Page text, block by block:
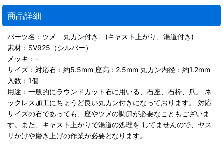
商品詳細
パーツ名：ツメ 丸カン付き (キャスト上がり、湯道付き)
素材：SV925（シルバー）
メッキ：-
サイズ：対応石：約5.5mm 座高：2.5mm 丸カン内径：約1.2mm
入数：1個
用途：一般的にラウンドカット石に用いる、石座、石枠、爪。 ネ
ックレス加工にちょうど良い丸カン付きになっております。 対応
サイズの石であっても、座やツメの調節が必要なこともございま
す。また、キャスト上がりで湯道の処理を してませんので、ヤス
リがけや磨き上げの作業が必要となります。